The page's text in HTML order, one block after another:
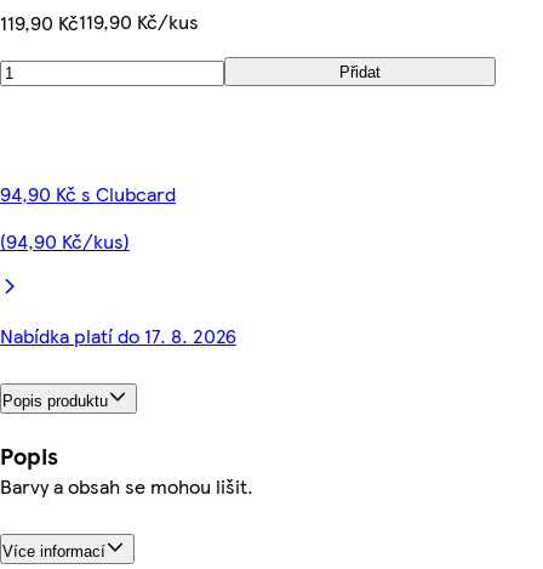
119,90 Kč119,90 Kč/kus
Přidat
94,90 Kč s Clubcard
(94,90 Kč/kus)
Nabídka platí do 17. 8. 2026
Popis produktu
Popis
Barvy a obsah se mohou lišit.
Více informací